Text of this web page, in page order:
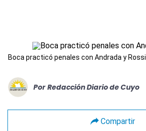
Boca practicó penales con Andrada y Rossi
Por Redacción Diario de Cuyo
Compartir